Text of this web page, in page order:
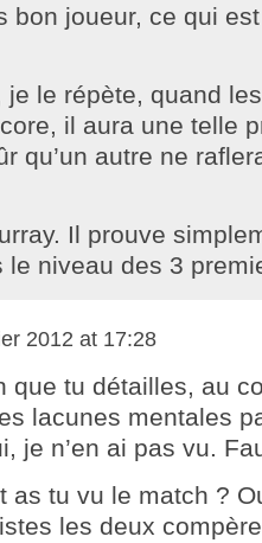
bon joueur, ce qui
je le répète, quand
il aura une telle
qu’un autre ne
Il prouve
le niveau des 3
2012 at 17:28
que tu détailles, au
lacunes mentales
je n’en ai pas vu.
as tu vu le match ?
les deux